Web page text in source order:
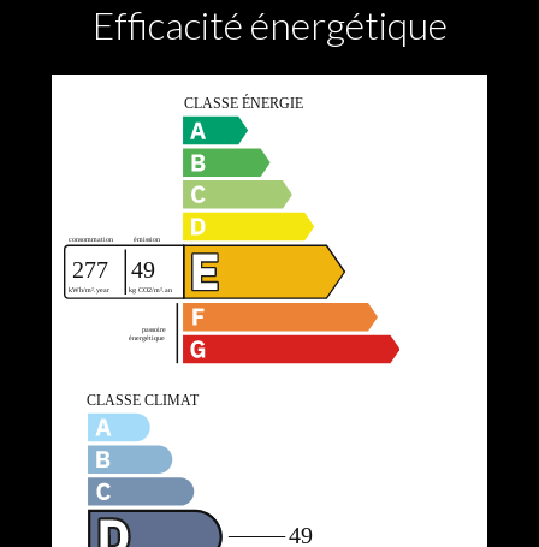
Efficacité énergétique